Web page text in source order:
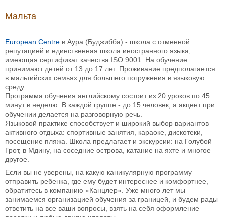
Мальта
European Centre в Аура (Буджибба) - школа с отменной
репутацией и единственная школа иностранного языка,
имеющая сертификат качества ISO 9001. На обучение
принимают детей от 13 до 17 лет. Проживание предполагается
в мальтийских семьях для большего погружения в языковую
среду.
Программа обучения английскому состоит из 20 уроков по 45
минут в неделю. В каждой группе - до 15 человек, а акцент при
обучении делается на разговорную речь.
Языковой практике способствует и широкий выбор вариантов
активного отдыха: спортивные занятия, караоке, дискотеки,
посещение пляжа. Школа предлагает и экскурсии: на Голубой
Грот, в Мдину, на соседние острова, катание на яхте и многое
другое.
Если вы не уверены, на какую каникулярную программу
отправить ребенка, где ему будет интереснее и комфортнее,
обратитесь в компанию «Канцлер». Уже много лет мы
занимаемся организацией обучения за границей, и будем рады
ответить на все ваши вопросы, взять на себя оформление